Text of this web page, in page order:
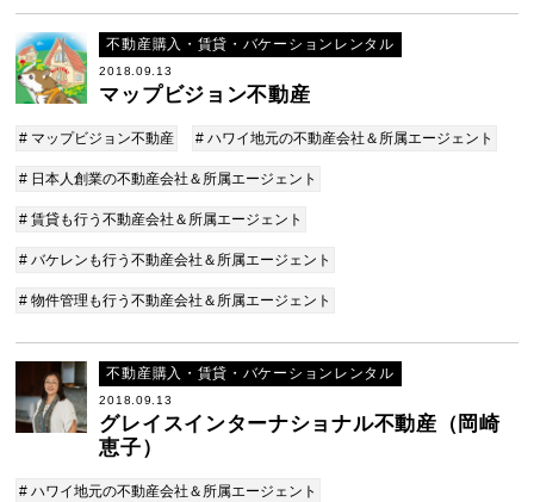
不動産購入・賃貸・バケーションレンタル
2018.09.13
マップビジョン不動産
# マップビジョン不動産 # ハワイ地元の不動産会社＆所属エージェント
# 日本人創業の不動産会社＆所属エージェント
# 賃貸も行う不動産会社＆所属エージェント
# バケレンも行う不動産会社＆所属エージェント
# 物件管理も行う不動産会社＆所属エージェント
不動産購入・賃貸・バケーションレンタル
2018.09.13
グレイスインターナショナル不動産（岡崎
恵子）
# ハワイ地元の不動産会社＆所属エージェント